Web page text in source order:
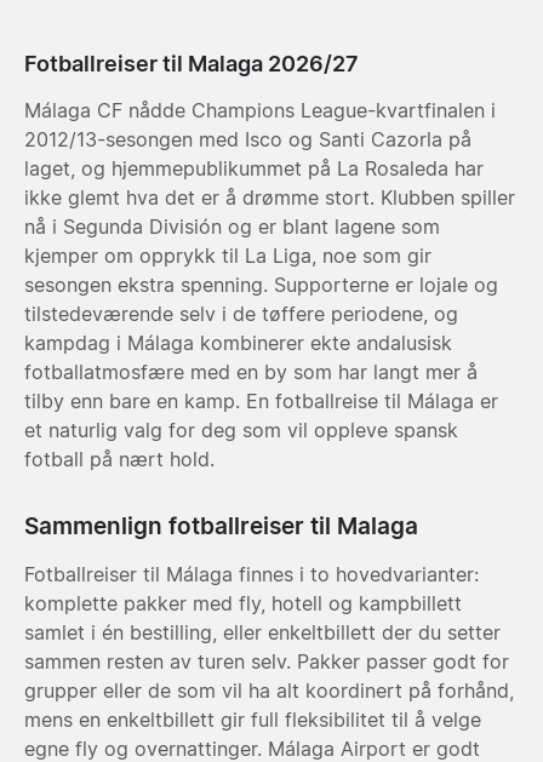
Fotballreiser til Malaga 2026/27
Málaga CF nådde Champions League-kvartfinalen i
2012/13-sesongen med Isco og Santi Cazorla på
laget, og hjemmepublikummet på La Rosaleda har
ikke glemt hva det er å drømme stort. Klubben spiller
nå i Segunda División og er blant lagene som
kjemper om opprykk til La Liga, noe som gir
sesongen ekstra spenning. Supporterne er lojale og
tilstedeværende selv i de tøffere periodene, og
kampdag i Málaga kombinerer ekte andalusisk
fotballatmosfære med en by som har langt mer å
tilby enn bare en kamp. En fotballreise til Málaga er
et naturlig valg for deg som vil oppleve spansk
fotball på nært hold.
Sammenlign fotballreiser til Malaga
Fotballreiser til Málaga finnes i to hovedvarianter:
komplette pakker med fly, hotell og kampbillett
samlet i én bestilling, eller enkeltbillett der du setter
sammen resten av turen selv. Pakker passer godt for
grupper eller de som vil ha alt koordinert på forhånd,
mens en enkeltbillett gir full fleksibilitet til å velge
egne fly og overnattinger. Málaga Airport er godt